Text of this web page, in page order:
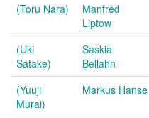
(Toru Nara)
Manfred
Liptow
(Uki
Satake)
Saskia
Bellahn
(Yuuji
Murai)
Markus Hanse